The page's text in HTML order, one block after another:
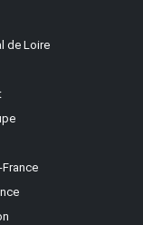
de Loire